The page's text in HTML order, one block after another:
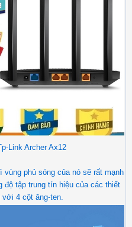
Link Archer Ax12
phủ sóng của nó sẽ rất mạnh
tập trung tín hiệu của các thiết
4 cột ăng-ten.